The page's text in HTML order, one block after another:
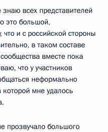
всех представителей
это большой,
и с российской стороны
в таком составе
вместе пока
что у участников
неформально
которой мне удалось
прозвучало большого